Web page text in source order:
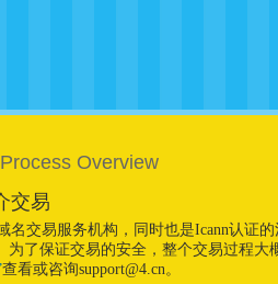
Process Overview
交易
名交易服务机构，同时也是Icann认证
为了保证交易的安全，整个交易过程大
查看或咨询support@4.cn。